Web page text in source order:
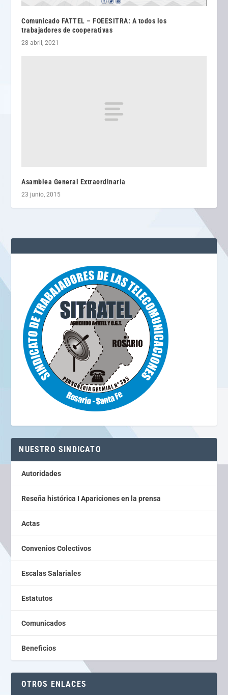
Comunicado FATTEL – FOEESITRA: A todos los
trabajadores de cooperativas
28 abril, 2021
Asamblea General Extraordinaria
23 junio, 2015
NUESTRO SINDICATO
Autoridades
Reseña histórica I Apariciones en la prensa
Actas
Convenios Colectivos
Escalas Salariales
Estatutos
Comunicados
Beneficios
OTROS ENLACES